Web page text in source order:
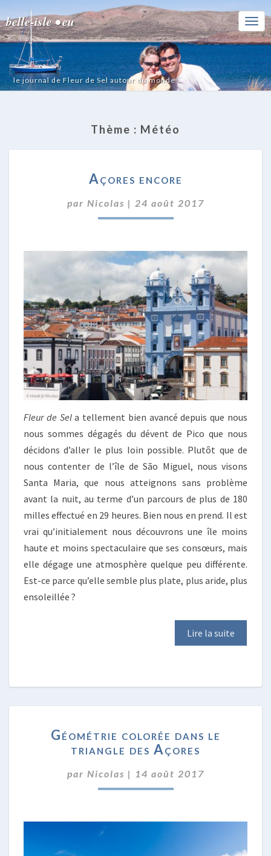
belle-isle • eu
le journal de Fleur de Sel autour du monde
Thème : Météo
ENCORE
Açores encore
par Nicolas | 24 août 2017
Fleur de Sela tellement bien avancé depuis que nous
nous sommes dégagés du dévent de Pico que nous
décidons d’aller le plus loin possible. Plutôt que de
nous contenter de l’île de São Miguel, nous visons
Santa Maria, que nous atteignons sans problème
avant la nuit, au terme d’un parcours de plus de 180
milles effectué en 29 heures. Bien nous en prend. Il est
vrai qu’initialement nous découvrons une île moins
haute et moins spectaculaire que ses consœurs, mais
elle dégage une atmosphère quelque peu différente.
Est-ce parce qu’elle semble plus plate, plus aride, plus
ensoleillée ?
Lire la suite
COLORÉE
DANS
TRIANGLE
DES
Géométrie colorée dans le
triangle des Açores
par Nicolas | 14 août 2017